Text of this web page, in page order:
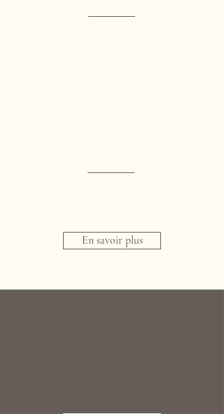
En savoir plus